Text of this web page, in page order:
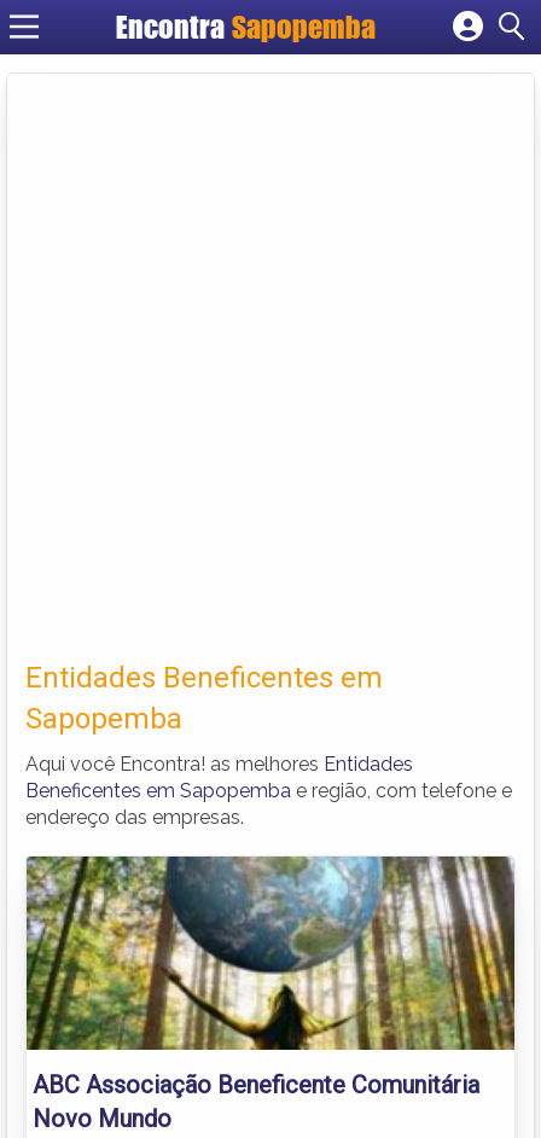
Encontra Sapopemba
Cadastrar empresa
Entidades Beneficentes em
Sapopemba
Aqui você Encontra! as melhores Entidades
Beneficentes em Sapopemba e região, com telefone e
endereço das empresas.
ABC Associação Beneficente Comunitária
Novo Mundo